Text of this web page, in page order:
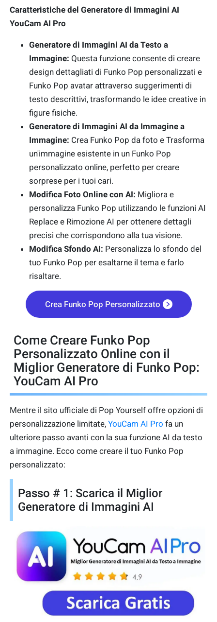
Caratteristiche del Generatore di Immagini AI
YouCam AI Pro
Generatore di Immagini AI da Testo a
Immagine: Questa funzione consente di creare
design dettagliati di Funko Pop personalizzati e
Funko Pop avatar attraverso suggerimenti di
testo descrittivi, trasformando le idee creative in
figure fisiche.
Generatore di Immagini AI da Immagine a
Immagine: Crea Funko Pop da foto e Trasforma
un'immagine esistente in un Funko Pop
personalizzato online, perfetto per creare
sorprese per i tuoi cari.
Modifica Foto Online con AI: Migliora e
personalizza Funko Pop utilizzando le funzioni AI
Replace e Rimozione AI per ottenere dettagli
precisi che corrispondono alla tua visione.
Modifica Sfondo AI: Personalizza lo sfondo del
tuo Funko Pop per esaltarne il tema e farlo
risaltare.
Crea Funko Pop Personalizzato
Come Creare Funko Pop
Personalizzato Online con il
Miglior Generatore di Funko Pop:
YouCam AI Pro
Mentre il sito ufficiale di Pop Yourself offre opzioni di
personalizzazione limitate, YouCam AI Pro fa un
ulteriore passo avanti con la sua funzione AI da testo
a immagine. Ecco come creare il tuo Funko Pop
personalizzato:
Passo # 1: Scarica il Miglior
Generatore di Immagini AI